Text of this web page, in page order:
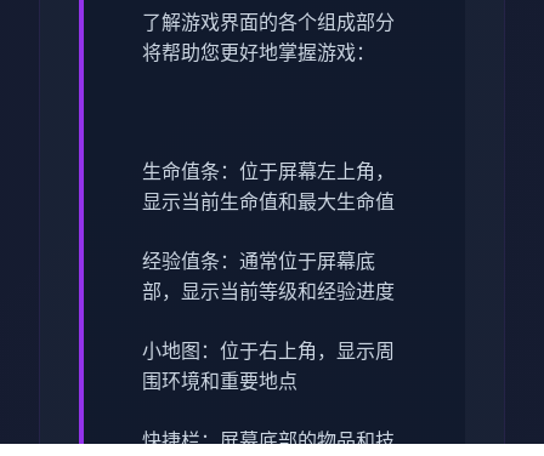
了解游戏界面的各个组成部分
将帮助您更好地掌握游戏：
生命值条：位于屏幕左上角，
显示当前生命值和最大生命值
经验值条：通常位于屏幕底
部，显示当前等级和经验进度
小地图：位于右上角，显示周
围环境和重要地点
快捷栏：屏幕底部的物品和技